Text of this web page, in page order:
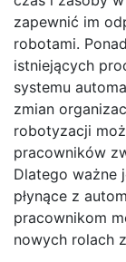
zapewnić im
robotami.
istniejących
systemu
zmian
robotyzacji
pracowników
Dlatego ważne
płynące z
pracownikom
nowych rolach